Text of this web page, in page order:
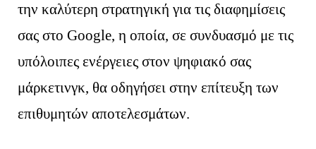
την καλύτερη στρατηγική για τις διαφημίσεις
σας στο Google, η οποία, σε συνδυασμό με τις
υπόλοιπες ενέργειες στον ψηφιακό σας
μάρκετινγκ, θα οδηγήσει στην επίτευξη των
επιθυμητών αποτελεσμάτων.